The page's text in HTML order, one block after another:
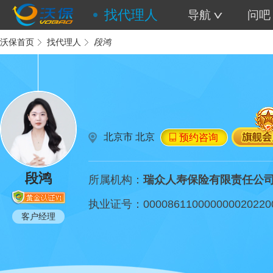
找代理人 导航 问吧
沃保首页 找代理人 段鸿
段鸿
客户经理
北京市 北京 预约咨询
所属机构： 瑞众人寿保险有限责任公
执业证号：